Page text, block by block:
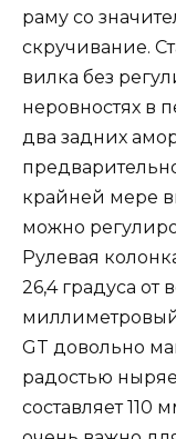
раму со
скручивание.
вилка без
неровностях в
два задних
крайней мере
можно
Рулевая
26,4 градуса от
GT довольно
радостью
составляет 110